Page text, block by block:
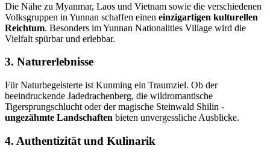
Die Nähe zu Myanmar, Laos und Vietnam sowie die verschiedenen
Volksgruppen in Yunnan schaffen einen einzigartigen kulturellen
Reichtum. Besonders im Yunnan Nationalities Village wird die
Vielfalt spürbar und erlebbar.
3. Naturerlebnisse
Für Naturbegeisterte ist Kunming ein Traumziel. Ob der
beeindruckende Jadedrachenberg, die wildromantische
Tigersprungschlucht oder der magische Steinwald Shilin -
ungezähmte Landschaften bieten unvergessliche Ausblicke.
4. Authentizität und Kulinarik